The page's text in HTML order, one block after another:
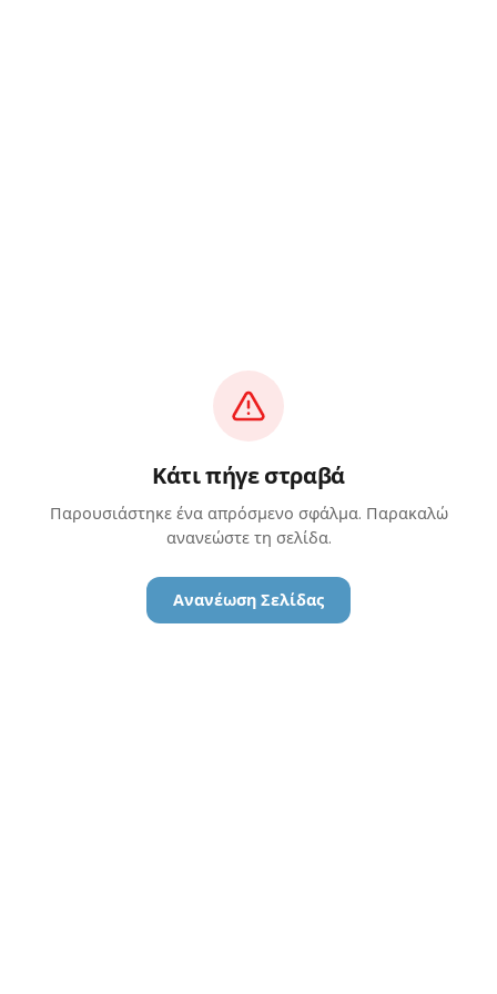
Κάτι πήγε στραβά
Παρουσιάστηκε ένα απρόσμενο σφάλμα. Παρακαλώ
ανανεώστε τη σελίδα.
Ανανέωση Σελίδας